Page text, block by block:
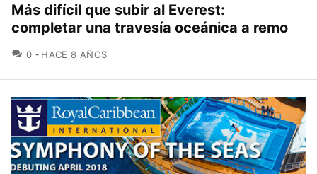
Más difícil que subir al Everest:
completar una travesía oceánica a remo
0 COMENTARIOS
HACE 8 AÑOS